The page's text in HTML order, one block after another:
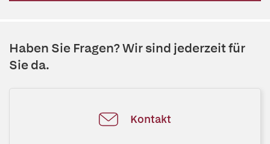
Haben Sie Fragen? Wir sind jederzeit für
Sie da.
Kontakt